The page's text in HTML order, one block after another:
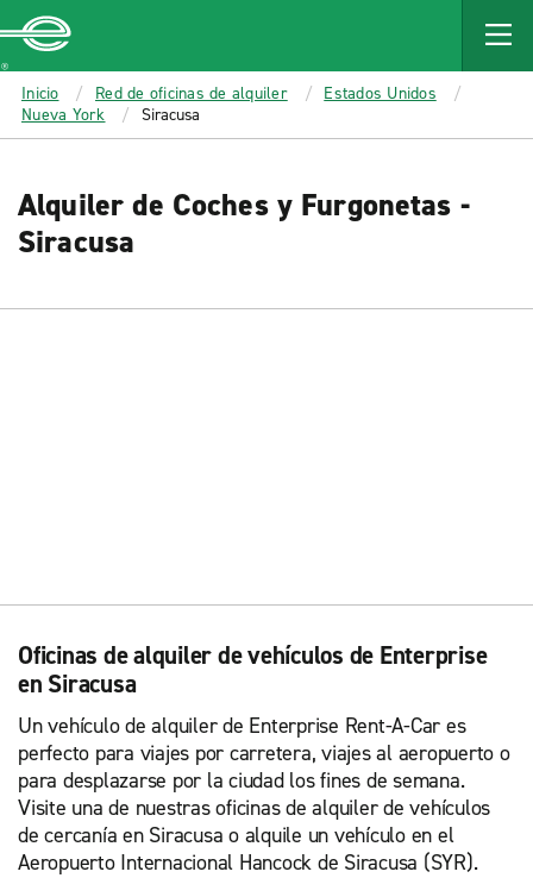
MAIN
CONTENT
Enterprise
Inicio Red de oficinas de alquiler
Estados Unidos
Nueva York
Siracusa
Alquiler de Coches y Furgonetas -
Siracusa
Oficinas de alquiler de vehículos de Enterprise
en Siracusa
Un vehículo de alquiler de Enterprise Rent-A-Car es
perfecto para viajes por carretera, viajes al aeropuerto o
para desplazarse por la ciudad los fines de semana.
Visite una de nuestras oficinas de alquiler de vehículos
de cercanía en Siracusa o alquile un vehículo en el
Aeropuerto Internacional Hancock de Siracusa (SYR).